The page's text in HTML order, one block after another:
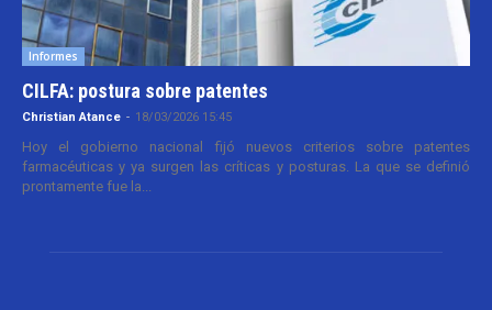
Informes
CILFA: postura sobre patentes
Christian Atance - 18/03/2026 15:45
Hoy el gobierno nacional fijó nuevos criterios sobre patentes
farmacéuticas y ya surgen las críticas y posturas. La que se definió
prontamente fue la...